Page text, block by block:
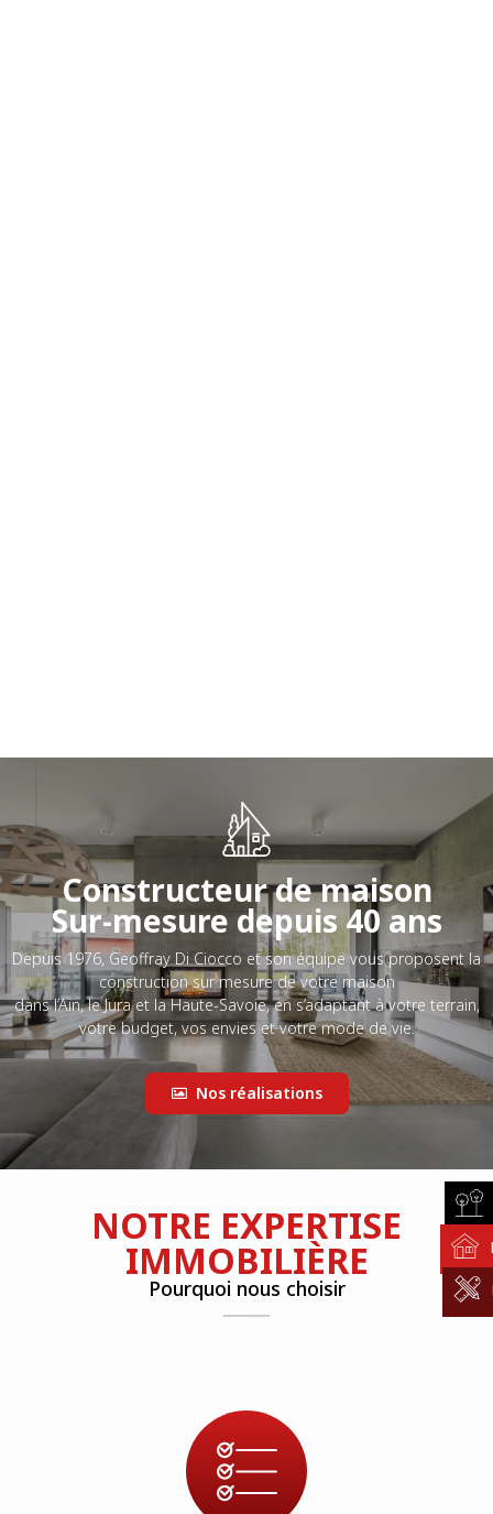
Constructeur de maison
Sur-mesure depuis 40 ans
Depuis 1976, Geoffray Di Ciocco et son équipe vous proposent la
construction sur mesure de votre maison
dans l’Ain, le Jura et la Haute-Savoie, en s’adaptant à votre terrain,
votre budget, vos envies et votre mode de vie.
Nos réalisations
NOTRE EXPERTISE
IMMOBILIÈRE
Pourquoi nous choisir